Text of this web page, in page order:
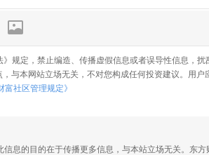
规定，禁止编造、传播虚假信息或者误导性信息，
与本网站立场无关，不对您构成任何投资建议。用
富社区管理规定》
信息的目的在于传播更多信息，与本站立场无关。东